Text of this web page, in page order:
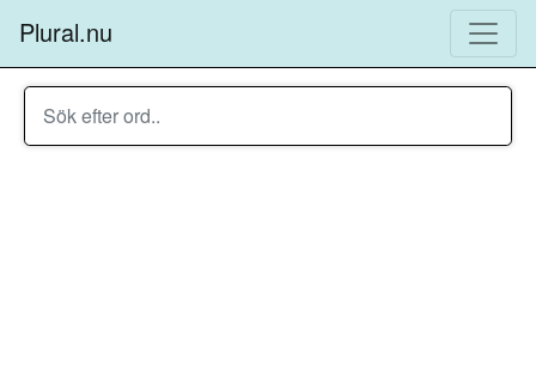
Plural.nu